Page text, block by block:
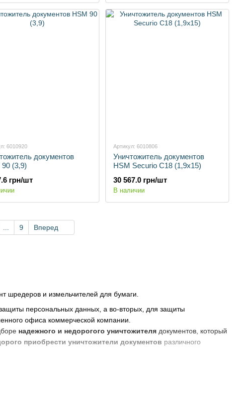
шредеров и измельчителей для бумаги.
персональных данных, а во-вторых, для защиты
офиса коммерческой компании.
надежного и недорогого уничтожителя документов, который
приобрести уничтожители документов различного
6010920
документов
(3,9)
грн/шт
Артикул: 6010806
Уничтожитель документов
HSM Securio С18 (1,9х15)
30 567.0 грн/шт
В наличии
9 Вперед